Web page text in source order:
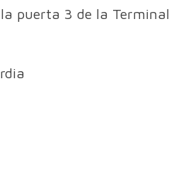
puerta 3 de la Terminal